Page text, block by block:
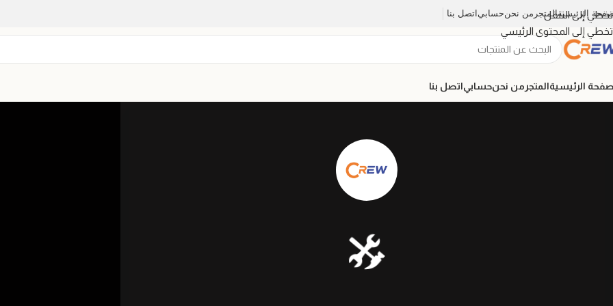
تخطي إلى التنقل
تخطي إلى المحتوى الرئيسي
الرئيسيةالمتجر من نحنحسابي اتصل بنا
الرئيسيةالمتجر من نحنحسابياتصل بنا
🛠️